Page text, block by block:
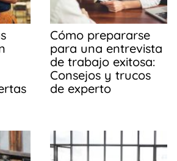
Cómo prepararse
para una entrevista
de trabajo exitosa:
Consejos y trucos
de experto